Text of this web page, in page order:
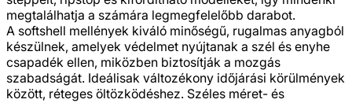
megtalálhatja a számára legmegfelelőbb darabot.
A softshell mellények kiváló minőségű, rugalmas anyagból
készülnek, amelyek védelmet nyújtanak a szél és enyhe
csapadék ellen, miközben biztosítják a mozgás
szabadságát. Ideálisak változékony időjárási körülmények
között, réteges öltözködéshez. Széles méret- és